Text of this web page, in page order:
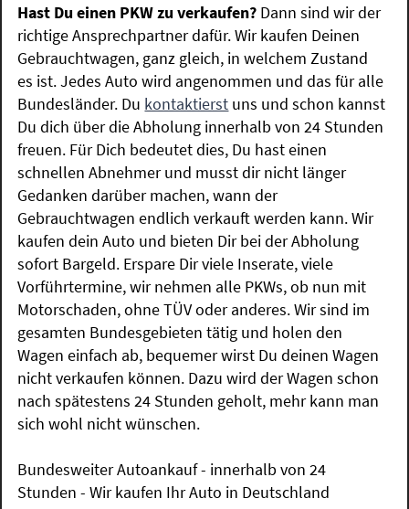
Hast Du einen PKW zu verkaufen? Dann sind wir der
richtige Ansprechpartner dafür. Wir kaufen Deinen
Gebrauchtwagen, ganz gleich, in welchem Zustand
es ist. Jedes Auto wird angenommen und das für alle
Bundesländer. Du kontaktierst uns und schon kannst
Du dich über die Abholung innerhalb von 24 Stunden
freuen. Für Dich bedeutet dies, Du hast einen
schnellen Abnehmer und musst dir nicht länger
Gedanken darüber machen, wann der
Gebrauchtwagen endlich verkauft werden kann. Wir
kaufen dein Auto und bieten Dir bei der Abholung
sofort Bargeld. Erspare Dir viele Inserate, viele
Vorführtermine, wir nehmen alle PKWs, ob nun mit
Motorschaden, ohne TÜV oder anderes. Wir sind im
gesamten Bundesgebieten tätig und holen den
Wagen einfach ab, bequemer wirst Du deinen Wagen
nicht verkaufen können. Dazu wird der Wagen schon
nach spätestens 24 Stunden geholt, mehr kann man
sich wohl nicht wünschen.
Bundesweiter Autoankauf - innerhalb von 24
Stunden - Wir kaufen Ihr Auto in Deutschland